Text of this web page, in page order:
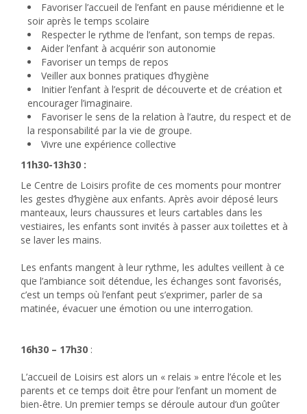
Favoriser l’accueil de l’enfant en pause méridienne et le
soir après le temps scolaire
Respecter le rythme de l’enfant, son temps de repas.
Aider l’enfant à acquérir son autonomie
Favoriser un temps de repos
Veiller aux bonnes pratiques d’hygiène
Initier l’enfant à l’esprit de découverte et de création et
encourager l’imaginaire.
Favoriser le sens de la relation à l’autre, du respect et de
la responsabilité par la vie de groupe.
Vivre une expérience collective
11h30-13h30 :
Le Centre de Loisirs profite de ces moments pour montrer
les gestes d’hygiène aux enfants. Après avoir déposé leurs
manteaux, leurs chaussures et leurs cartables dans les
vestiaires, les enfants sont invités à passer aux toilettes et à
se laver les mains.
Les enfants mangent à leur rythme, les adultes veillent à ce
que l’ambiance soit détendue, les échanges sont favorisés,
c’est un temps où l’enfant peut s’exprimer, parler de sa
matinée, évacuer une émotion ou une interrogation.
16h30 – 17h30 :
L’accueil de Loisirs est alors un « relais » entre l’école et les
parents et ce temps doit être pour l’enfant un moment de
bien-être. Un premier temps se déroule autour d’un goûter